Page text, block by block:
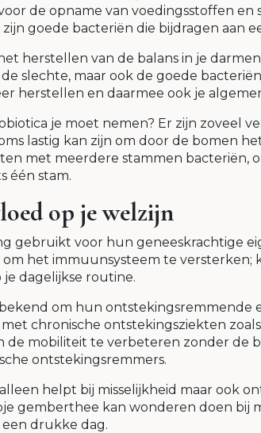
de opname van voedingsstoffen en
goede bacteriën die bijdragen aan
herstellen van de balans in je
slechte, maar ook de goede
herstellen en daarmee ook je
je moet nemen? Er zijn zoveel
lastig kan zijn om door de bomen
met meerdere stammen bacteriën,
één stam.
op je welzijn
gebruikt voor hun geneeskrachtige
het immuunsysteem te versterken;
dagelijkse routine.
om hun ontstekingsremmende
chronische ontstekingsziekten
de mobiliteit te verbeteren zonder de
ontstekingsremmers.
helpt bij misselijkheid maar ook
gemberthee kan wonderen doen bij
drukke dag.